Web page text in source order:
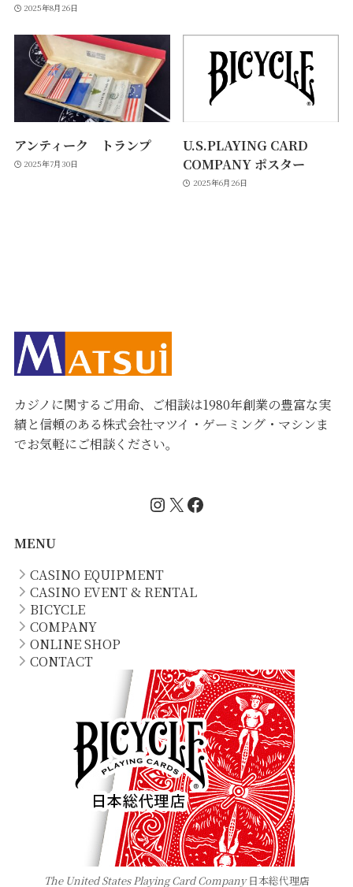
2025年8月26日
アンティーク トランプ
2025年7月30日
U.S.PLAYING CARD
COMPANY ポスター
2025年6月26日
カジノに関するご用命、ご相談は1980年創業の豊富な実
績と信頼のある株式会社マツイ・ゲーミング・マシンま
でお気軽にご相談ください。
InstagramX Facebook
MENU
CASINO EQUIPMENT
CASINO EVENT & RENTAL
BICYCLE
COMPANY
ONLINE SHOP
CONTACT
The United States Playing Card Company日本総代理店